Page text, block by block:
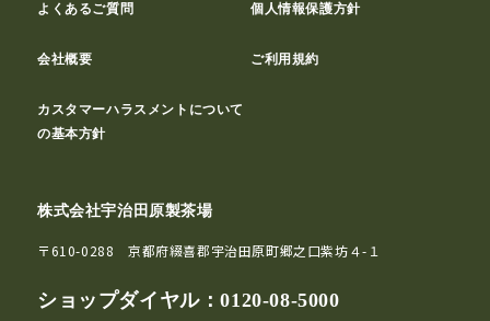
よくあるご質問 個人情報保護方針
会社概要 ご利用規約
カスタマーハラスメントについて
の基本方針
株式会社宇治田原製茶場
〒610-0288 京都府綴喜郡宇治田原町郷之口紫坊４-１
ショップダイヤル：0120-08-5000